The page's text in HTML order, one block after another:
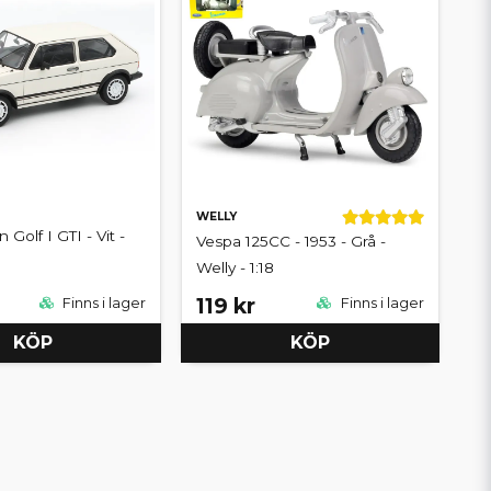
Golf I GTI - Vit -
Finns i lager
KÖP
WELLY
Vespa 125CC - 1953 - Grå -
Welly - 1:18
119 kr Finns i lager
KÖP